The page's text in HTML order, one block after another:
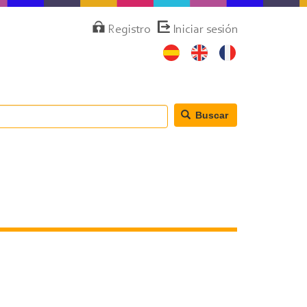
MenúRegistro Iniciar sesión
Buscar